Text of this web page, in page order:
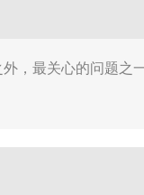
，最关心的问题之